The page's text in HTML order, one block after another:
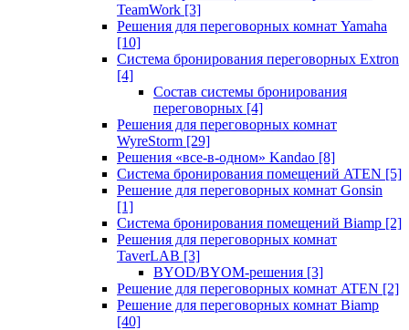
TeamWork [3]
Решения для переговорных комнат Yamaha
[10]
Система бронирования переговорных Extron
[4]
Состав системы бронирования
переговорных [4]
Решения для переговорных комнат
WyreStorm [29]
Решения «все-в-одном» Kandao [8]
Система бронирования помещений ATEN [5]
Решение для переговорных комнат Gonsin
[1]
Система бронирования помещений Biamp [2]
Решения для переговорных комнат
TaverLAB [3]
BYOD/BYOM-решения [3]
Решение для переговорных комнат ATEN [2]
Решение для переговорных комнат Biamp
[40]